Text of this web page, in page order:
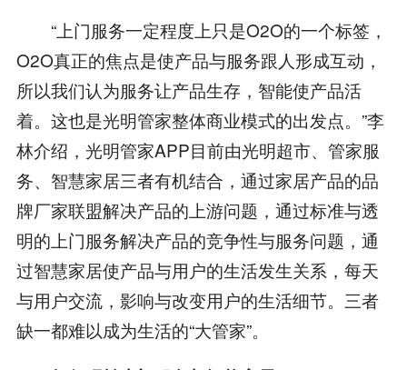
“上门服务一定程度上只是O2O的一个标签，
O2O真正的焦点是使产品与服务跟人形成互动，
所以我们认为服务让产品生存，智能使产品活
着。这也是光明管家整体商业模式的出发点。”李
林介绍，光明管家APP目前由光明超市、管家服
务、智慧家居三者有机结合，通过家居产品的品
牌厂家联盟解决产品的上游问题，通过标准与透
明的上门服务解决产品的竞争性与服务问题，通
过智慧家居使产品与用户的生活发生关系，每天
与用户交流，影响与改变用户的生活细节。三者
缺一都难以成为生活的“大管家”。